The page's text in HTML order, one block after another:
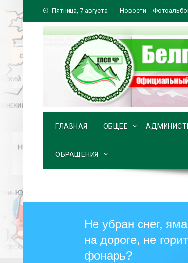
к
содержимому
Пятница, 7 августа Новости
ГЛАВНАЯ ОБЩЕЕ
ОБРАЩЕНИЯ
Не убран снег, яма
на дороге, не горит
фонарь?